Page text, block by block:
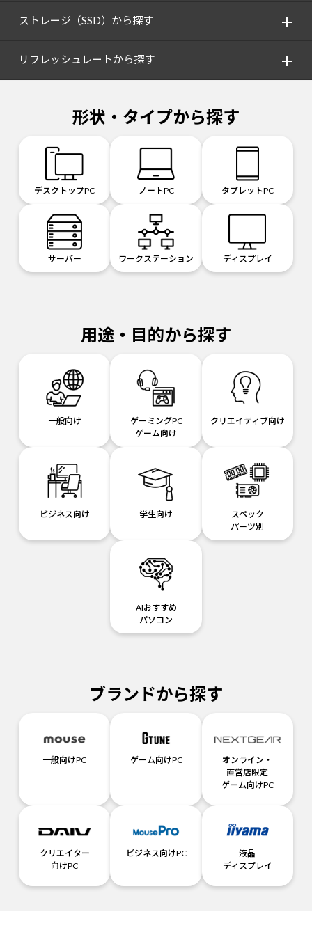
ストレージ（SSD）から探す
リフレッシュレートから探す
形状・タイプから探す
デスクトップPC ノートPC タブレットPC
サーバー ワークステーション ディスプレイ
用途・目的から探す
一般向け
ゲーミングPC
ゲーム向け
クリエイティブ向け
ビジネス向け 学生向け
スペック
パーツ別
AIおすすめ
パソコン
ブランドから探す
一般向けPC ゲーム向けPC
オンライン・
直営店限定
ゲーム向けPC
クリエイター
向けPC
ビジネス向けPC
液晶
ディスプレイ